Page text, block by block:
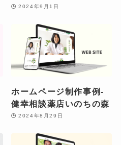
2024年9月1日
ホームページ制作事例-
健幸相談薬店いのちの森
2024年8月29日